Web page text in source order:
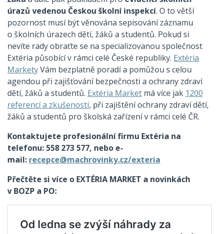
úrazů vedenou Českou školní inspekcí. O to větší
pozornost musí být věnována sepisování záznamu
o školních úrazech dětí, žáků a studentů. Pokud si
nevíte rady obraťte se na specializovanou společnost
Extéria působící v rámci celé České republiky. Extéria
MarketyVám bezplatně poradí a pomůžou s celou
agendou při zajišťování bezpečnosti a ochrany zdraví
dětí, žáků a studentů. Extéria Market má více jak 1200
referencí a zkušeností, při zajištění ochrany zdraví dětí,
žáků a studentů pro školská zařízení v rámci celé ČR.
Kontaktujete profesionální firmu Extéria na
telefonu: 558 273 577, nebo e-
mail: recepce@machrovinky.cz/exteria
Přečtěte si více o EXTÉRIA MARKET a novinkách
v BOZP a PO: